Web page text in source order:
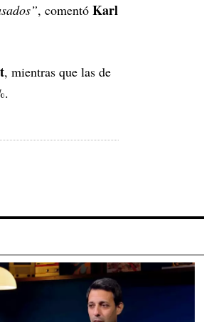
, comentó Karl
, mientras que las de